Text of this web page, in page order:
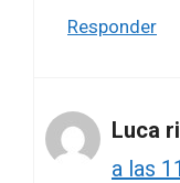
Responder
Luca
a las